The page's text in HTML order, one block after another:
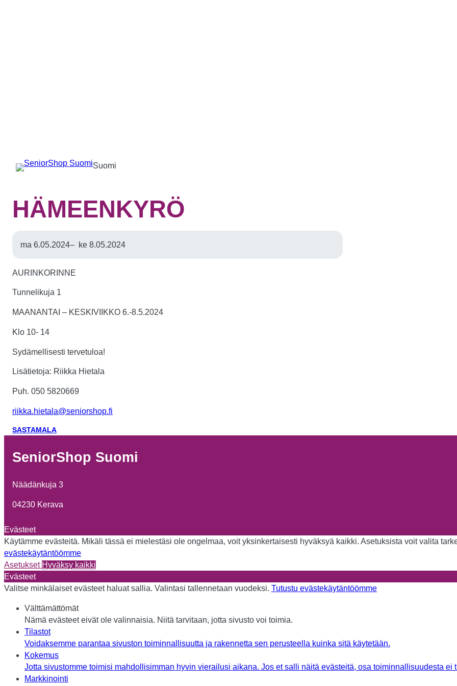
Suomi
HÄMEENKYRÖ
ma 6.05.2024– ke 8.05.2024
AURINKORINNE
Tunnelikuja 1
MAANANTAI – KESKIVIIKKO 6.-8.5.2024
Klo 10- 14
Sydämellisesti tervetuloa!
Lisätietoja: Riikka Hietala
Puh. 050 5820669
riikka.hietala@seniorshop.fi
SASTAMALA
SeniorShop Suomi
Näädänkuja 3
04230 Kerava
Evästeet
Käytämme evästeitä. Mikäli tässä ei mielestäsi ole ongelmaa, voit yksinkertaisesti hyväksyä kaikki. Asetuksista voit valita
evästekäytäntöömme
Asetukset Hyväksy kaikki
Evästeet
Valitse minkälaiset evästeet haluat sallia. Valintasi tallennetaan vuodeksi. Tutustu evästekäytäntöömme
Välttämättömät
Nämä evästeet eivät ole valinnaisia. Niitä tarvitaan, jotta sivusto voi toimia.
Tilastot
Voidaksemme parantaa sivuston toiminnallisuutta ja rakennetta sen perusteella kuinka sitä käytetään.
Kokemus
Jotta sivustomme toimisi mahdollisimman hyvin vierailusi aikana. Jos et salli näitä evästeitä, osa toiminnallisuudesta ei
Markkinointi